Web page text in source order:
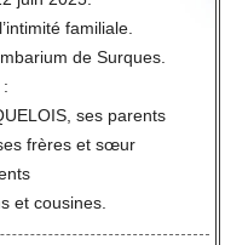
familiale.
de Surques.
ses parents
frères et sœur
et cousines.